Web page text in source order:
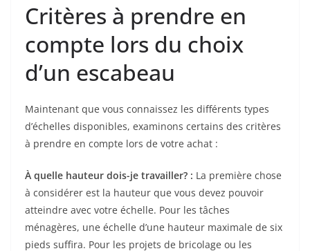
Critères à prendre en
compte lors du choix
d’un escabeau
Maintenant que vous connaissez les différents types
d’échelles disponibles, examinons certains des critères
à prendre en compte lors de votre achat :
À quelle hauteur dois-je travailler? : La première chose
à considérer est la hauteur que vous devez pouvoir
atteindre avec votre échelle. Pour les tâches
ménagères, une échelle d’une hauteur maximale de six
pieds suffira. Pour les projets de bricolage ou les